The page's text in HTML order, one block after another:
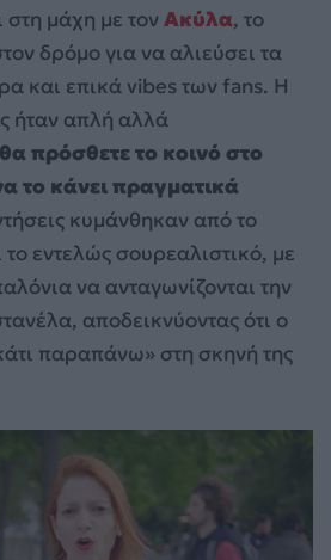
στη μάχη με τονΑκύλα, το
δρόμο για να αλιεύσει τα
και επικά vibes των fans. Η
ήταν απλή αλλά
πρόσθετε το κοινό στο
το κάνει πραγματικά
κυμάνθηκαν από το
εντελώς σουρεαλιστικό, με
να ανταγωνίζονται την
αποδεικνύοντας ότι ο
παραπάνω» στη σκηνή της